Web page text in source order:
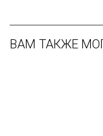
ВАМ ТАКЖЕ